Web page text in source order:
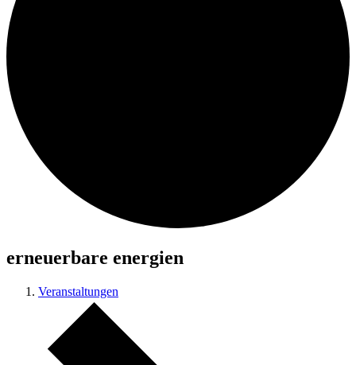
erneuerbare energien
Veranstaltungen